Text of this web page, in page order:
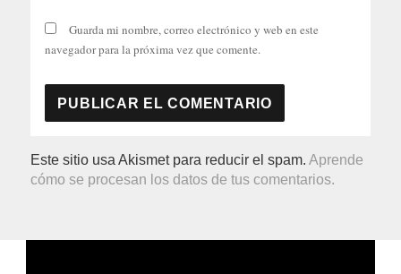
Guarda mi nombre, correo electrónico y web en este
navegador para la próxima vez que comente.
Este sitio usa Akismet para reducir el spam.Aprende
cómo se procesan los datos de tus comentarios.